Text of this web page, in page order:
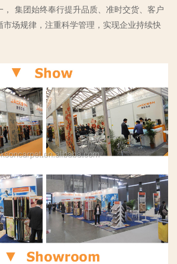
集团始终奉行提升品质、准时交货、客户
场规律，注重科学管理，实现企业持续快